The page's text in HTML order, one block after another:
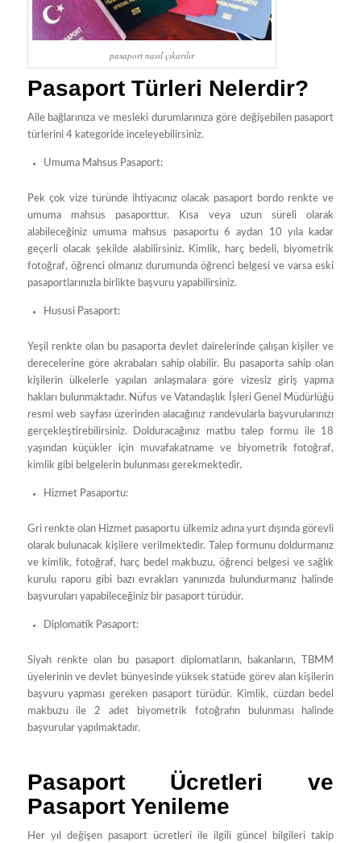
pasaport nasıl çıkarılır
Pasaport Türleri Nelerdir?
Aile bağlarınıza ve mesleki durumlarınıza göre değişebilen pasaport
türlerini 4 kategoride inceleyebilirsiniz.
Umuma Mahsus Pasaport:
Pek çok vize türünde ihtiyacınız olacak pasaport bordo renkte ve
umuma mahsus pasaporttur. Kısa veya uzun süreli olarak
alabileceğiniz umuma mahsus pasaportu 6 aydan 10 yıla kadar
geçerli olacak şekilde alabilirsiniz. Kimlik, harç bedeli, biyometrik
fotoğraf, öğrenci olmanız durumunda öğrenci belgesi ve varsa eski
pasaportlarınızla birlikte başvuru yapabilirsiniz.
Hususi Pasaport:
Yeşil renkte olan bu pasaporta devlet dairelerinde çalışan kişiler ve
derecelerine göre akrabaları sahip olabilir. Bu pasaporta sahip olan
kişilerin ülkelerle yapılan anlaşmalara göre vizesiz giriş yapma
hakları bulunmaktadır. Nüfus ve Vatandaşlık İşleri Genel Müdürlüğü
resmi web sayfası üzerinden alacağınız randevularla başvurularınızı
gerçekleştirebilirsiniz. Dolduracağınız matbu talep formu ile 18
yaşından küçükler için muvafakatname ve biyometrik fotoğraf,
kimlik gibi belgelerin bulunması gerekmektedir.
Hizmet Pasaportu:
Gri renkte olan Hizmet pasaportu ülkemiz adına yurt dışında görevli
olarak bulunacak kişilere verilmektedir. Talep formunu doldurmanız
ve kimlik, fotoğraf, harç bedel makbuzu, öğrenci belgesi ve sağlık
kurulu raporu gibi bazı evrakları yanınızda bulundurmanız halinde
başvuruları yapabileceğiniz bir pasaport türüdür.
Diplomatik Pasaport:
Siyah renkte olan bu pasaport diplomatların, bakanların, TBMM
üyelerinin ve devlet bünyesinde yüksek statüde görev alan kişilerin
başvuru yapması gereken pasaport türüdür. Kimlik, cüzdan bedel
makbuzu ile 2 adet biyometrik fotoğrafın bulunması halinde
başvurular yapılmaktadır.
Pasaport Ücretleri ve
Pasaport Yenileme
Her yıl değişen pasaport ücretleri ile ilgili güncel bilgileri takip